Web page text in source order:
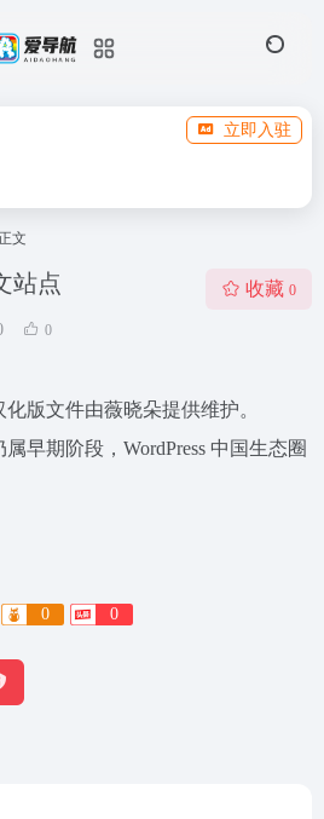
立即入驻
文
站点
0
收藏 0
化版文件由薇晓朵提供维护。
早期阶段，WordPress 中国生态圈
0 0